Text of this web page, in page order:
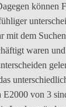
können
mit dem
waren
E2000 von 3